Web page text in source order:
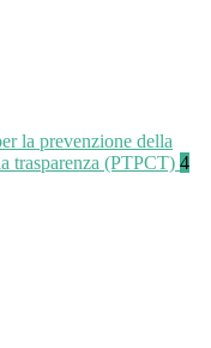
la prevenzione della
trasparenza (PTPCT) 4